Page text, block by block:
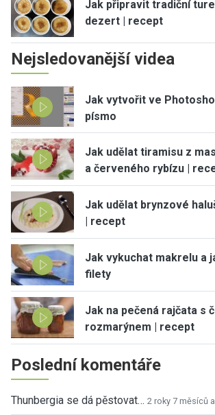
Jak připravit tradiční
dezert | recept
Nejsledovanější videa
Jak vytvořit ve
písmo
Jak udělat tiramisu z
a červeného rybízu |
Jak udělat brynzové
| recept
Jak vykuchat makrelu a
filety
Jak na pečená rajčata s
rozmarýnem | recept
Poslední komentáře
Thunbergia se dá pěstovat… 2 roky 7 měsíců